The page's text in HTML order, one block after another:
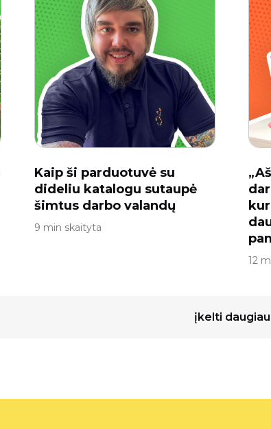
Kaip ši parduotuvė su
dideliu katalogu sutaupė
šimtus darbo valandų
9 min skaityta
12
įkelti daugiau